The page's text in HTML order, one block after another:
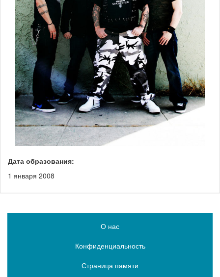
Дата образования:
1 января 2008
О нас
Конфиденциальность
Страница памяти